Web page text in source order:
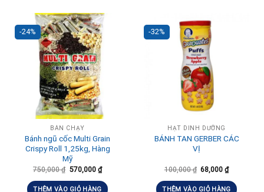
-24%
BÁN CHẠY
Bánh ngũ cốc Multi Grain
Crispy Roll 1,25kg, Hàng
Mỹ
750,000₫ 570,000 ₫
THÊM VÀO GIỎ HÀNG
-32%
HẠT DINH DƯỠNG
BÁNH TAN GERBER CÁC
VỊ
100,000₫ 68,000₫
THÊM VÀO GIỎ HÀNG